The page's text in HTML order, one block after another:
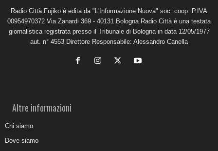
Radio Città Fujiko è edita da "L'Informazione Nuova" soc. coop. P.IVA
00954970372 Via Zanardi 369 - 40131 Bologna Radio Città è una testata
giornalistica registrata presso il Tribunale di Bologna in data 12/05/1977
aut. n° 4553 Direttore Responsabile: Alessandro Canella
Altre informazioni
Chi siamo
Dove siamo